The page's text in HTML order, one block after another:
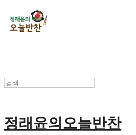
정래윤의오늘반찬